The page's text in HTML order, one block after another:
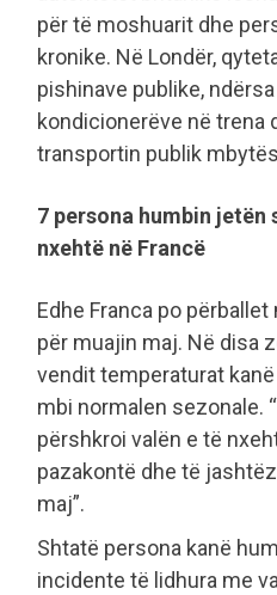
për të moshuarit dhe
kronike. Në Londër,
pishinave publike,
kondicionerëve në trena
transportin publik
7 persona humbin
nxehtë në Francë
Edhe Franca po
për muajin maj. Në disa
vendit temperaturat
mbi normalen sezonale.
përshkroi valën e të
pazakontë dhe të
maj”.
Shtatë persona kanë
incidente të lidhura me